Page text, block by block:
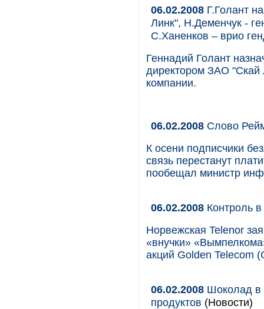
06.02.2008 Г.Голант
Линк", Н.Деменчук -
С.Ханенков – врио
Геннадий Голант
директором ЗАО "Скай
компании.
06.02.2008 Слово
К осени подписчики
связь перестанут
пообещал министр
06.02.2008 Контроль
Норвежская Telenor
«внучки»
акций Golden Telecom
06.02.2008 Шоколад в
продуктов (Новости)